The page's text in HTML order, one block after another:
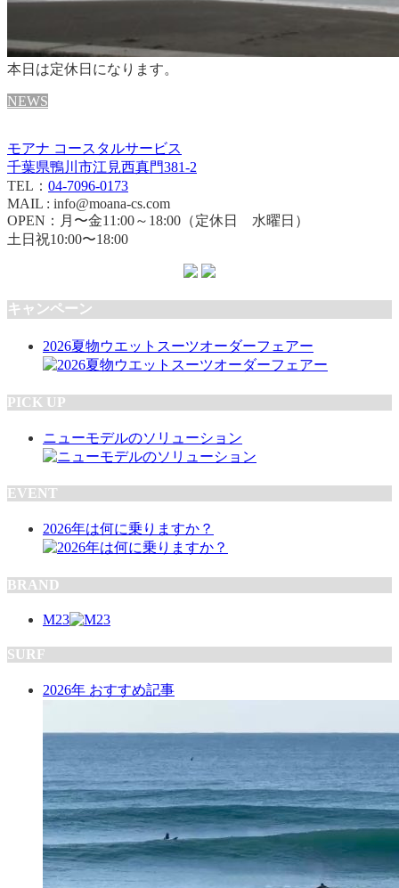
本日は定休日になります。
NEWS
モアナ コースタルサービス
千葉県鴨川市江見西真門381-2
TEL： 04-7096-0173
MAIL : info@moana-cs.com
OPEN：月〜金11:00～18:00（定休日 水曜日）
土日祝10:00〜18:00
キャンペーン
2026夏物ウエットスーツオーダーフェアー
PICK UP
ニューモデルのソリューション
EVENT
2026年は何に乗りますか？
BRAND
M23
SURF
2026年 おすすめ記事